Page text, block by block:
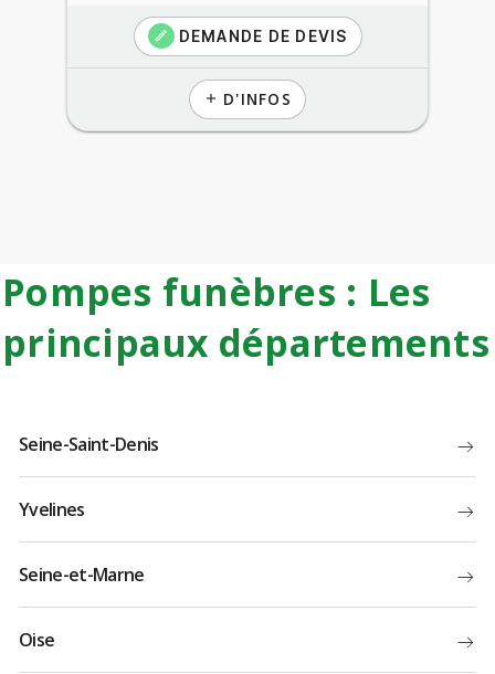
create DEMANDE DE DEVIS
add D'INFOS
Pompes funèbres : Les
principaux départements
Seine-Saint-Denis
Yvelines
Seine-et-Marne
Oise